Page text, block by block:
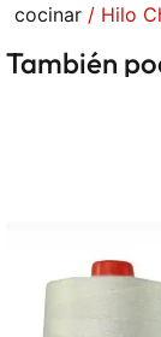
cocinar / Hilo
También